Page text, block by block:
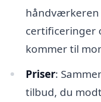
håndværkeren
certificeringer
kommer til
Priser:
tilbud, du